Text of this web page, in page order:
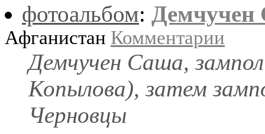
фотоальбом:
Афганистан Комментарии
Демчучен Саша,
Копылова), затем
Черновцы